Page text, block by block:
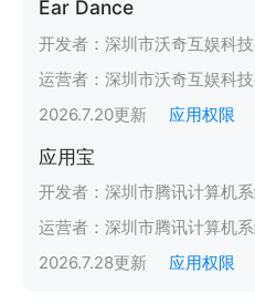
Ear Dance
开发者： 深圳市沃奇互娱科
运营者： 深圳市沃奇互娱科
2026.7.20更新 应用权限
应用宝
开发者： 深圳市腾讯计算机
运营者： 深圳市腾讯计算机
2026.7.28更新 应用权限